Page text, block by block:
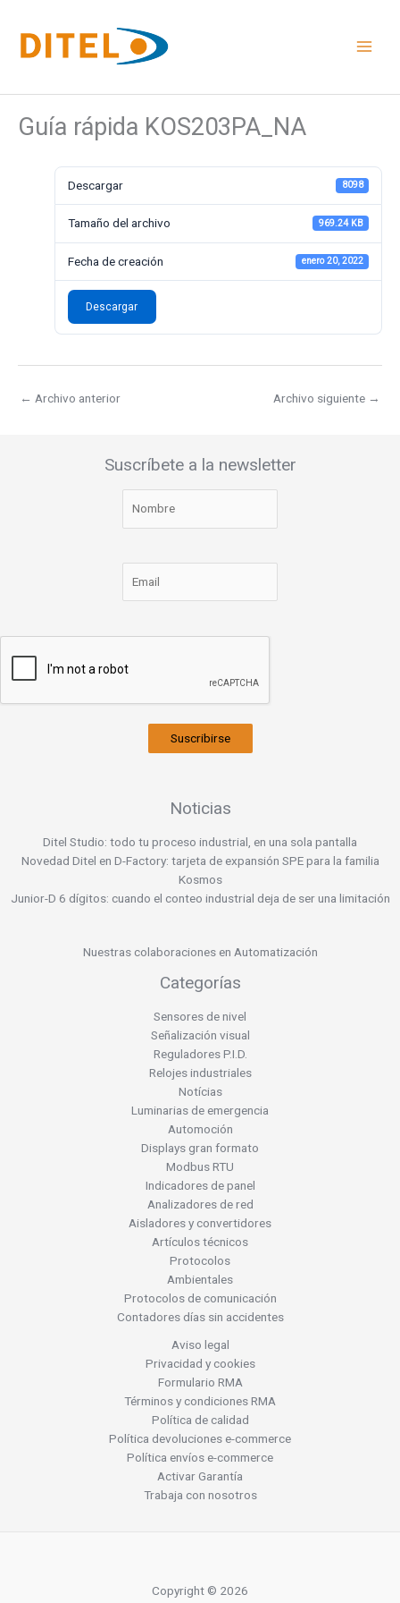
contenido
Guía rápida KOS203PA_NA
Descargar 8098
Tamaño del archivo 969.24 KB
Fecha de creación enero 20, 2022
Descargar
← Archivo anterior Archivo siguiente →
Suscríbete a la newsletter
Suscribirse
Noticias
Ditel Studio: todo tu proceso industrial, en una sola pantalla
Novedad Ditel en D-Factory: tarjeta de expansión SPE para la familia
Kosmos
Junior-D 6 dígitos: cuando el conteo industrial deja de ser una limitación
Nuestras colaboraciones en Automatización
Categorías
Sensores de nivel
Señalización visual
Reguladores P.I.D.
Relojes industriales
Notícias
Luminarias de emergencia
Automoción
Displays gran formato
Modbus RTU
Indicadores de panel
Analizadores de red
Aisladores y convertidores
Artículos técnicos
Protocolos
Ambientales
Protocolos de comunicación
Contadores días sin accidentes
Aviso legal
Privacidad y cookies
Formulario RMA
Términos y condiciones RMA
Política de calidad
Política devoluciones e-commerce
Política envíos e-commerce
Activar Garantía
Trabaja con nosotros
Copyright © 2026